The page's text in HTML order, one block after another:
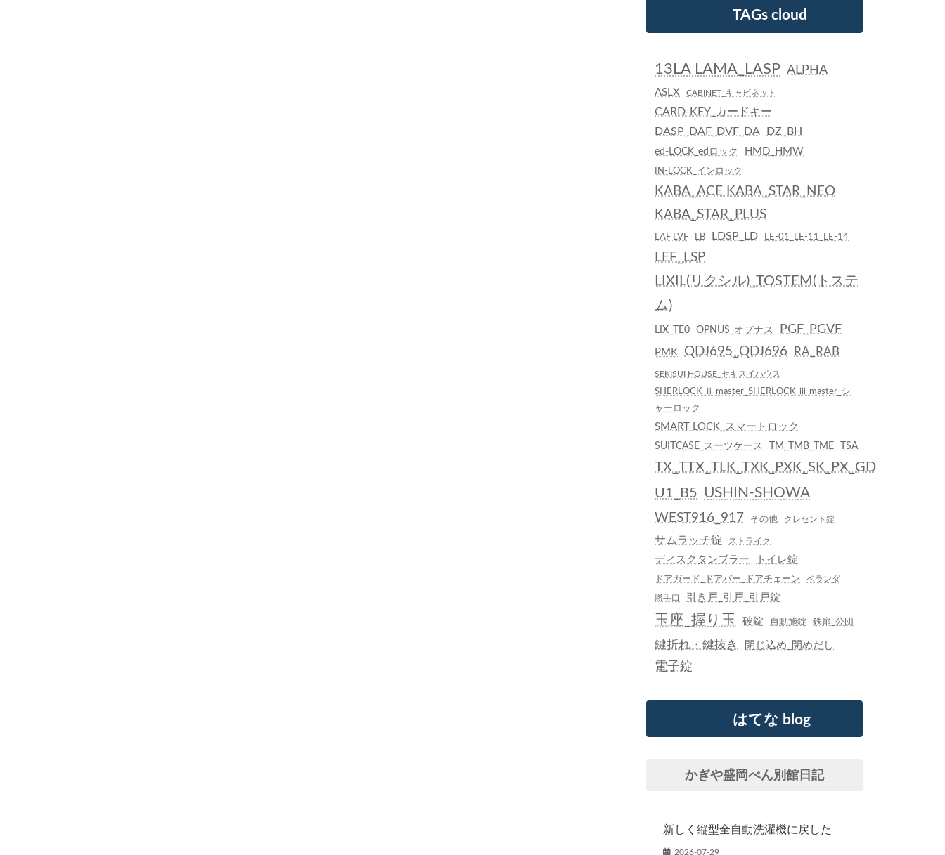
TAGs cloud
13LA LAMA_LASP ALPHA
ASLX CABINET_キャビネット
CARD-KEY_カードキー
DASP_DAF_DVF_DA
DZ_BH
ed-LOCK_edロック HMD_HMW
IN-LOCK_インロック
KABA_ACE KABA_STAR_NEO
KABA_STAR_PLUS
LAF LVF LB LDSP_LD LE-01_LE-11_LE-14
LEF_LSP
LIXIL(リクシル)_TOSTEM(トステ
ム)
LIX_TE0 OPNUS_オプナス PGF_PGVF
PMK QDJ695_QDJ696 RA_RAB
SEKISUI HOUSE_セキスイハウス
SHERLOCK ⅱ master_SHERLOCK ⅲ master_シ
ャーロック
SMART LOCK_スマートロック
SUITCASE_スーツケース TM_TMB_TME TSA
TX_TTX_TLK_TXK_PXK_SK_PX_GD
U1_B5 USHIN-SHOWA
WEST916_917 その他 クレセント錠
サムラッチ錠 ストライク
ディスクタンブラー トイレ錠
ドアガード_ドアバー_ドアチェーン ベランダ
勝手口 引き戸_引戸_引戸錠
玉座_握り玉 破錠 自動施錠 鉄扉_公団
鍵折れ・鍵抜き 閉じ込め_閉めだし
電子錠
はてな blog
かぎや盛岡べん別館日記
新しく縦型全自動洗濯機に戻した
2026-07-29